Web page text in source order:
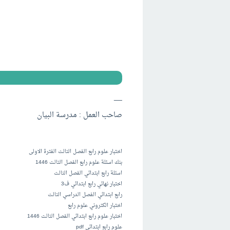
__
صاحب العمل : مدرسة البيان
اختبار علوم رابع الفصل الثالث الفترة الاولى
بنك اسئلة علوم رابع الفصل الثالث 1446
اسئلة رابع ابتدائي الفصل الثالث
اختبار نهائي رابع ابتدائي ف3
رابع ابتدائي الفصل الدراسي الثالث
اختبار الكتروني علوم رابع
اختبار علوم رابع ابتدائي الفصل الثالث 1446
علوم رابع ابتدائي pdf